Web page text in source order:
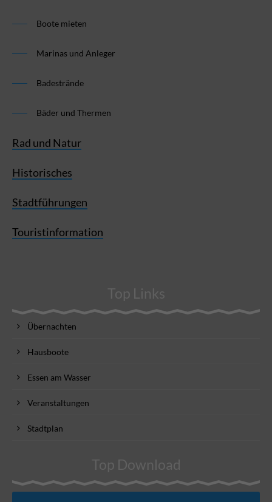
Boote mieten
Marinas und Anleger
Badestrände
Bäder und Thermen
Rad und Natur
Historisches
Stadtführungen
Touristinformation
Top Links
Übernachten
Hausboote
Essen am Wasser
Veranstaltungen
Stadtplan
Top Download